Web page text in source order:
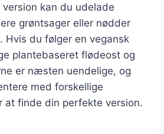
version kan du udelade
grøntsager eller nødder
Hvis du følger en vegansk
plantebaseret flødeost og
er næsten uendelige, og
med forskellige
at finde din perfekte version.